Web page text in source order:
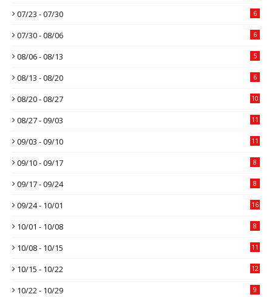
07/23 - 07/30 6
07/30 - 08/06 6
08/06 - 08/13 5
08/13 - 08/20 6
08/20 - 08/27 10
08/27 - 09/03 11
09/03 - 09/10 11
09/10 - 09/17 8
09/17 - 09/24 8
09/24 - 10/01 16
10/01 - 10/08 8
10/08 - 10/15 11
10/15 - 10/22 12
10/22 - 10/29 9